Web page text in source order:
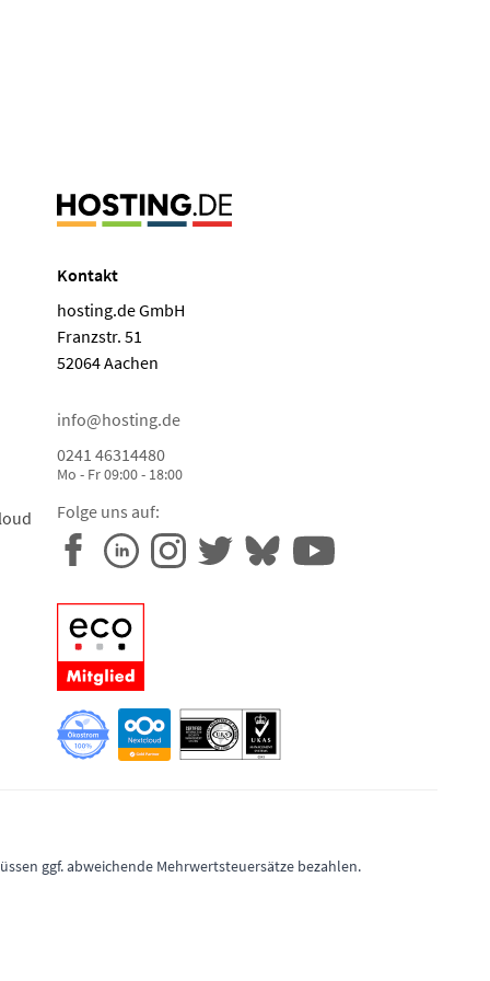
Kontakt
hosting.de GmbH
Franzstr. 51
52064 Aachen
info@hosting.de
0241 46314480
Mo - Fr 09:00 - 18:00
Folge uns auf:
ggf. abweichende Mehrwertsteuersätze bezahlen.